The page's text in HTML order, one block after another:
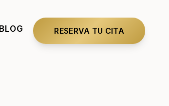
BLOG RESERVA TU CITA